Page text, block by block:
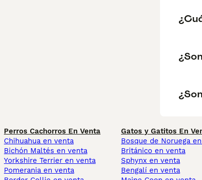
Perros Cachorros En Venta
Chihuahua en venta
Bichón Maltés en venta
Yorkshire Terrier en venta
Pomerania en venta
Gatos y Gatitos En
Bosque de Noruega
Británico en venta
Sphynx en venta
Bengalí en venta